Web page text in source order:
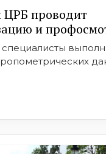
ЦРБ проводит
и